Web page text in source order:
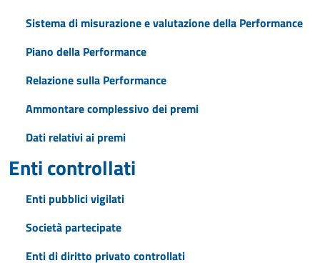
Sistema di misurazione e valutazione della Performance
Piano della Performance
Relazione sulla Performance
Ammontare complessivo dei premi
Dati relativi ai premi
Enti controllati
Enti pubblici vigilati
Società partecipate
Enti di diritto privato controllati